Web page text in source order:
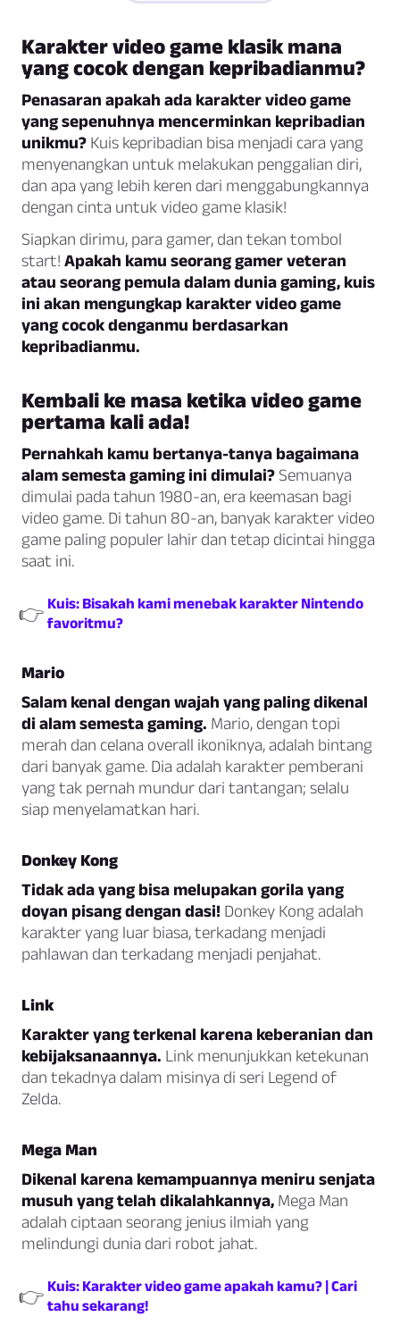
Karakter video game klasik mana
yang cocok dengan kepribadianmu?
Penasaran apakah ada karakter video game
yang sepenuhnya mencerminkan kepribadian
unikmu? Kuis kepribadian bisa menjadi cara yang
menyenangkan untuk melakukan penggalian diri,
dan apa yang lebih keren dari menggabungkannya
dengan cinta untuk video game klasik!
Siapkan dirimu, para gamer, dan tekan tombol
start! Apakah kamu seorang gamer veteran
atau seorang pemula dalam dunia gaming, kuis
ini akan mengungkap karakter video game
yang cocok denganmu berdasarkan
kepribadianmu.
Kembali ke masa ketika video game
pertama kali ada!
Pernahkah kamu bertanya-tanya bagaimana
alam semesta gaming ini dimulai? Semuanya
dimulai pada tahun 1980-an, era keemasan bagi
video game. Di tahun 80-an, banyak karakter video
game paling populer lahir dan tetap dicintai hingga
saat ini.
👉 Kuis: Bisakah kami menebak karakter Nintendo
favoritmu?
Mario
Salam kenal dengan wajah yang paling dikenal
di alam semesta gaming. Mario, dengan topi
merah dan celana overall ikoniknya, adalah bintang
dari banyak game. Dia adalah karakter pemberani
yang tak pernah mundur dari tantangan; selalu
siap menyelamatkan hari.
Donkey Kong
Tidak ada yang bisa melupakan gorila yang
doyan pisang dengan dasi! Donkey Kong adalah
karakter yang luar biasa, terkadang menjadi
pahlawan dan terkadang menjadi penjahat.
Link
Karakter yang terkenal karena keberanian dan
kebijaksanaannya. Link menunjukkan ketekunan
dan tekadnya dalam misinya di seri Legend of
Zelda.
Mega Man
Dikenal karena kemampuannya meniru senjata
musuh yang telah dikalahkannya, Mega Man
adalah ciptaan seorang jenius ilmiah yang
melindungi dunia dari robot jahat.
👉 Kuis: Karakter video game apakah kamu? | Cari
tahu sekarang!